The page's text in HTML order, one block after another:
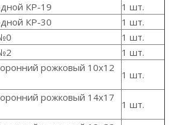
КР-19
1 шт.
КР-30
1 шт.
1 шт.
1 шт.
рожковый 10x12
1 шт.
рожковый 14х17
1 шт.